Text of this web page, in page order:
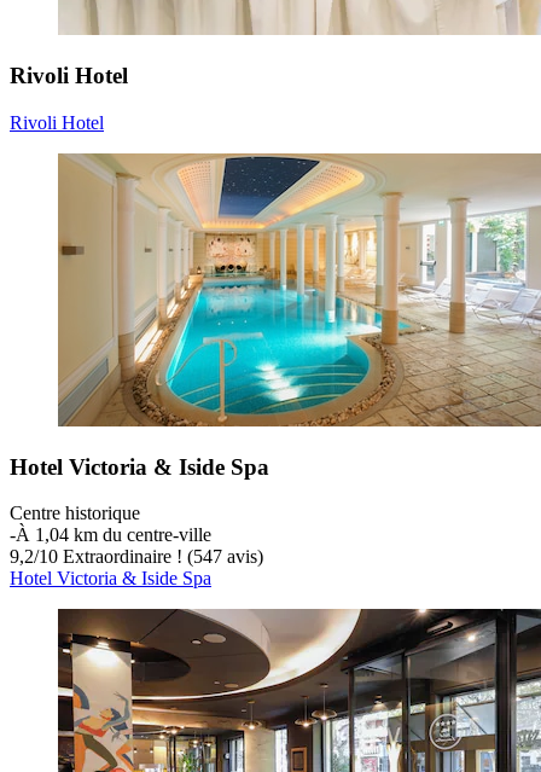
Rivoli Hotel
Rivoli Hotel
Hotel Victoria & Iside Spa
Centre historique
‐À 1,04 km du centre-ville
9,2/10 Extraordinaire ! (547 avis)
Hotel Victoria & Iside Spa